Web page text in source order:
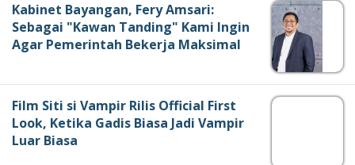
Kabinet Bayangan, Fery Amsari:
Sebagai "Kawan Tanding" Kami Ingin
Agar Pemerintah Bekerja Maksimal
Film Siti si Vampir Rilis Official First
Look, Ketika Gadis Biasa Jadi Vampir
Luar Biasa